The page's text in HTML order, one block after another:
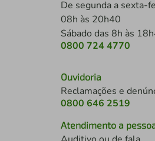
De segunda a sexta-
08h às 20h40
Sábado das 8h às
0800 724 4770
Ouvidoria
Reclamações e
0800 646 2519
Atendimento a